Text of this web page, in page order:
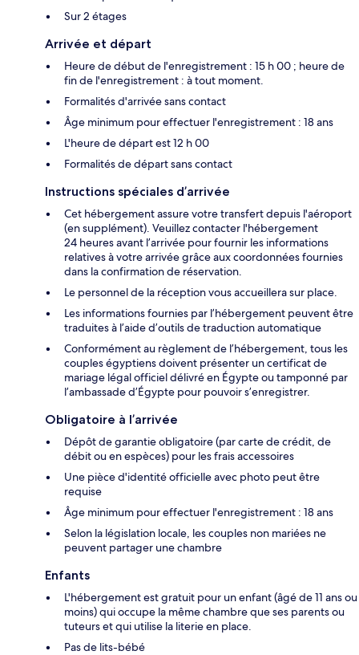
Sur 2 étages
Arrivée et départ
Heure de début de l'enregistrement : 15 h 00 ; heure de
fin de l'enregistrement : à tout moment.
Formalités d'arrivée sans contact
Âge minimum pour effectuer l'enregistrement : 18 ans
L'heure de départ est 12 h 00
Formalités de départ sans contact
Instructions spéciales d’arrivée
Cet hébergement assure votre transfert depuis l'aéroport
(en supplément). Veuillez contacter l'hébergement
24 heures avant l’arrivée pour fournir les informations
relatives à votre arrivée grâce aux coordonnées fournies
dans la confirmation de réservation.
Le personnel de la réception vous accueillera sur place.
Les informations fournies par l’hébergement peuvent être
traduites à l’aide d’outils de traduction automatique
Conformément au règlement de l’hébergement, tous les
couples égyptiens doivent présenter un certificat de
mariage légal officiel délivré en Égypte ou tamponné par
l’ambassade d’Égypte pour pouvoir s’enregistrer.
Obligatoire à l’arrivée
Dépôt de garantie obligatoire (par carte de crédit, de
débit ou en espèces) pour les frais accessoires
Une pièce d'identité officielle avec photo peut être
requise
Âge minimum pour effectuer l'enregistrement : 18 ans
Selon la législation locale, les couples non mariées ne
peuvent partager une chambre
Enfants
L'hébergement est gratuit pour un enfant (âgé de 11 ans ou
moins) qui occupe la même chambre que ses parents ou
tuteurs et qui utilise la literie en place.
Pas de lits-bébé